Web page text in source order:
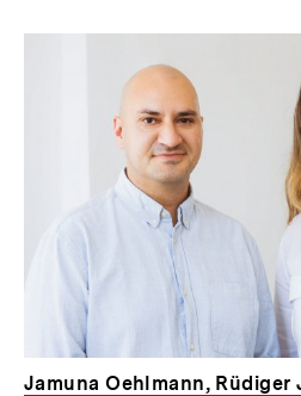
Jamuna Oehlmann, Rüdiger